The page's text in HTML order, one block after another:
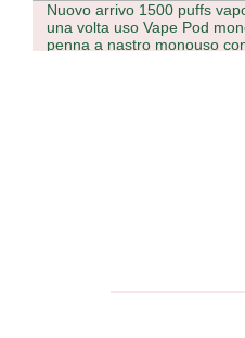
Nuovo arrivo 1500 puffs
una volta uso Vape Pod
penna a nastro monouso